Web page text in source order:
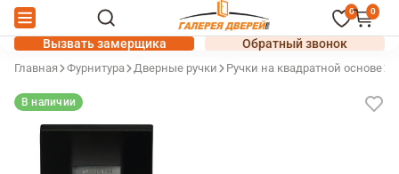
0 0
Вызвать замерщика Обратный звонок
Главная Фурнитура Дверные ручки Ручки на квадратной основе
В наличии